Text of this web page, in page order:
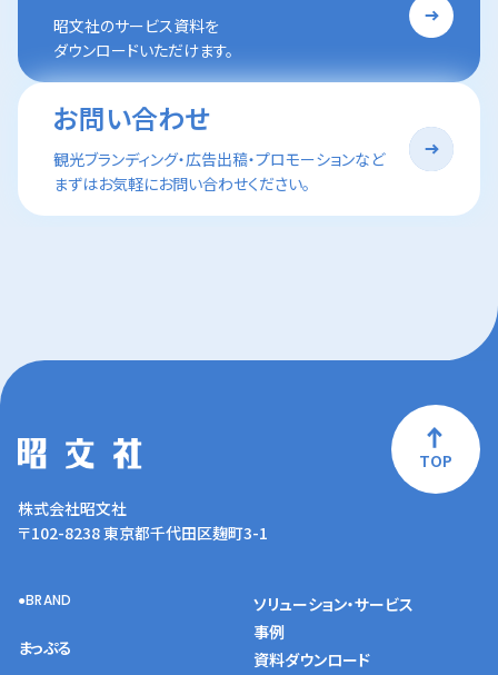
昭文社のサービス資料を
ダウンロードいただけます。
お問い合わせ
観光ブランディング・広告出稿・プロモーションなど
まずはお気軽にお問い合わせください。
TOP
株式会社昭文社
〒102-8238 東京都千代田区麹町3-1
BRAND
まっぷる
ソリューション・サービス
事例
資料ダウンロード